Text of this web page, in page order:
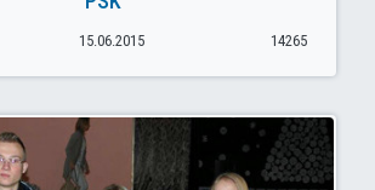
15.06.2015 14265